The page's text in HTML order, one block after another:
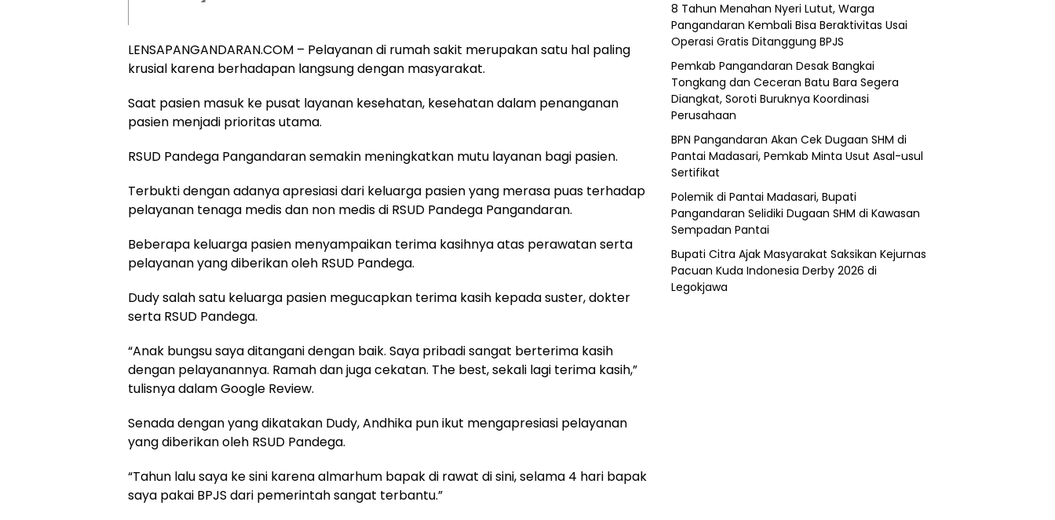
LENSAPANGANDARAN.COM – Pelayanan di rumah sakit merupakan satu hal paling
krusial karena berhadapan langsung dengan masyarakat.
Saat pasien masuk ke pusat layanan kesehatan, kesehatan dalam penanganan
pasien menjadi prioritas utama.
RSUD Pandega Pangandaran semakin meningkatkan mutu layanan bagi pasien.
Terbukti dengan adanya apresiasi dari keluarga pasien yang merasa puas terhadap
pelayanan tenaga medis dan non medis di RSUD Pandega Pangandaran.
Beberapa keluarga pasien menyampaikan terima kasihnya atas perawatan serta
pelayanan yang diberikan oleh RSUD Pandega.
Dudy salah satu keluarga pasien megucapkan terima kasih kepada suster, dokter
serta RSUD Pandega.
“Anak bungsu saya ditangani dengan baik. Saya pribadi sangat berterima kasih
dengan pelayanannya. Ramah dan juga cekatan. The best, sekali lagi terima kasih,”
tulisnya dalam Google Review.
Senada dengan yang dikatakan Dudy, Andhika pun ikut mengapresiasi pelayanan
yang diberikan oleh RSUD Pandega.
“Tahun lalu saya ke sini karena almarhum bapak di rawat di sini, selama 4 hari bapak
saya pakai BPJS dari pemerintah sangat terbantu.”
8 Tahun Menahan Nyeri Lutut, Warga
Pangandaran Kembali Bisa Beraktivitas Usai
Operasi Gratis Ditanggung BPJS
Pemkab Pangandaran Desak Bangkai
Tongkang dan Ceceran Batu Bara Segera
Diangkat, Soroti Buruknya Koordinasi
Perusahaan
BPN Pangandaran Akan Cek Dugaan SHM di
Pantai Madasari, Pemkab Minta Usut Asal-usul
Sertifikat
Polemik di Pantai Madasari, Bupati
Pangandaran Selidiki Dugaan SHM di Kawasan
Sempadan Pantai
Bupati Citra Ajak Masyarakat Saksikan Kejurnas
Pacuan Kuda Indonesia Derby 2026 di
Legokjawa